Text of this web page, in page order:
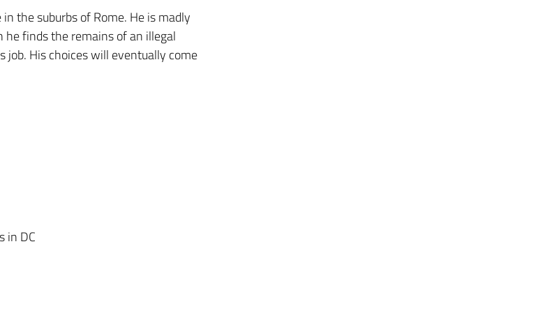
the suburbs of Rome. He is madly
finds the remains of an illegal
job. His choices will eventually come
in DC